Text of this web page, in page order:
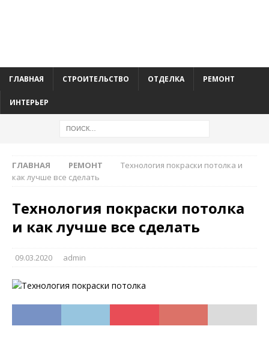
ГЛАВНАЯ СТРОИТЕЛЬСТВО ОТДЕЛКА РЕМОНТ
ИНТЕРЬЕР
ГЛАВНАЯ РЕМОНТ
Технология покраски потолка и
как лучше все сделать
Технология покраски потолка
и как лучше все сделать
09.03.2020 admin